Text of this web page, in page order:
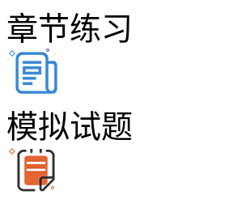
章节练习
模拟试题